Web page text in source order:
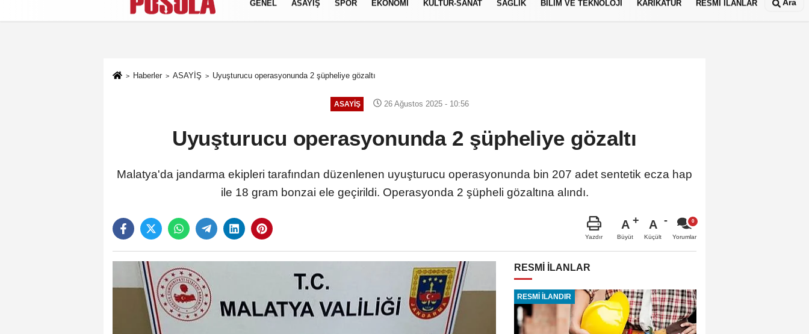
Künye İletişim Gizlilik Politikası
GENEL ASAYİŞ SPOR EKONOMİ KÜLTÜR-SANAT SAĞLIK BİLİM VE TEKNOLOJİ KARİKATÜR RESMİ İLANLAR Ara
Haberler ASAYİŞ Uyuşturucu operasyonunda 2 şüpheliye gözaltı
ASAYİŞ 26 Ağustos 2025 - 10:56
Uyuşturucu operasyonunda 2 şüpheliye gözaltı
Malatya'da jandarma ekipleri tarafından düzenlenen uyuşturucu operasyonunda bin 207 adet sentetik ecza hap
ile 18 gram bonzai ele geçirildi. Operasyonda 2 şüpheli gözaltına alındı.
Yazdır
A
Büyüt
A
Küçült Yorumlar
RESMİ İLANLAR
RESMİ İLANDIR